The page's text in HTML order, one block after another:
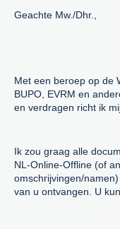
Geachte Mw./Dhr.,
Met een beroep op de
BUPO, EVRM en
en verdragen richt ik
Ik zou graag alle
NL-Online-Offline (of
omschrijvingen/
van u ontvangen. U